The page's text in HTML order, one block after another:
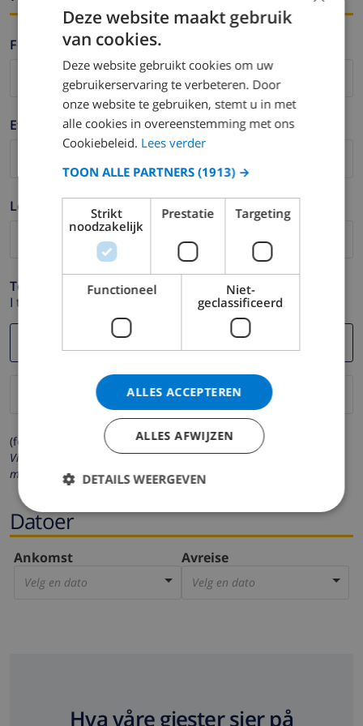
Fornavn *
Etternavn *
Logg ut *
Telefon *
I tilfelle din e-postadresse ikke fungerer.
(felter merket med * må fylles ut)
Vi respekterer ditt personvern. Dine personalia vil aldri bli delt
med andre.
Datoer
Ankomst
Velg en dato
Avreise
Velg en dato
Hva våre gjester sier på
Deze website maakt gebruik
van cookies.
Deze website gebruikt cookies om uw
gebruikerservaring te verbeteren. Door
onze website te gebruiken, stemt u in met
alle cookies in overeenstemming met ons
Cookiebeleid. Lees verder
TOON ALLE PARTNERS(1913) →
Strikt
noodzakelijk
Prestatie Targeting
Functioneel
Niet-
geclassificeerd
ALLES ACCEPTEREN
ALLES AFWIJZEN
DETAILS WEERGEVEN